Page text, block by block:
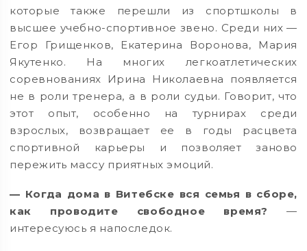
которые также перешли из спортшколы в
высшее учебно-спортивное звено. Среди них —
Егор Грищенков, Екатерина Воронова, Мария
Якутенко. На многих легкоатлетических
соревнованиях Ирина Николаевна появляется
не в роли тренера, а в роли судьи. Говорит, что
этот опыт, особенно на турнирах среди
взрослых, возвращает ее в годы расцвета
спортивной карьеры и позволяет заново
пережить массу приятных эмоций.
— Когда дома в Витебске вся семья в сборе,
как проводите свободное время?—
интересуюсь я напоследок.